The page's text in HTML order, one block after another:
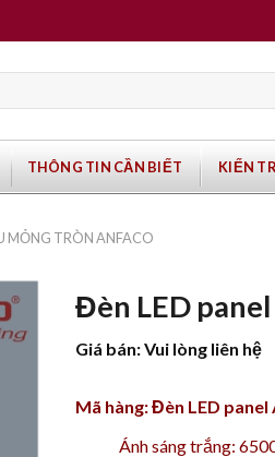
THÔNG TIN CẦN BIẾT KIẾN
MỎNG TRÒN ANFACO
Đèn LED
Giá bán: Vui lòng liên hệ
Mã hàng: Đèn LED
Ánh sáng trắng: